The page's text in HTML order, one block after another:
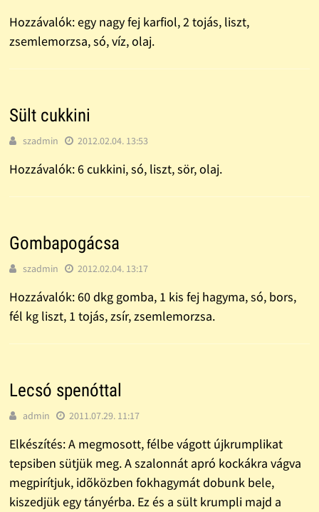
Hozzávalók: egy nagy fej karfiol, 2 tojás, liszt,
zsemlemorzsa, só, víz, olaj.
Sült cukkini
szadmin 2012.02.04. 13:53
Hozzávalók: 6 cukkini, só, liszt, sör, olaj.
Gombapogácsa
szadmin 2012.02.04. 13:17
Hozzávalók: 60 dkg gomba, 1 kis fej hagyma, só, bors,
fél kg liszt, 1 tojás, zsír, zsemlemorzsa.
Lecsó spenóttal
admin 2011.07.29. 11:17
Elkészítés: A megmosott, félbe vágott újkrumplikat
tepsiben sütjük meg. A szalonnát apró kockákra vágva
megpirítjuk, idõközben fokhagymát dobunk bele,
kiszedjük egy tányérba. Ez és a sült krumpli majd a